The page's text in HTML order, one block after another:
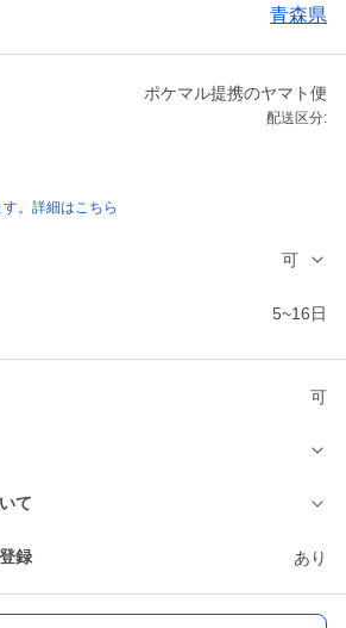
青森県
ポケマル提携のヤマト便
配送区分:
。詳細はこちら
可
5~16日
可
て
録 あり